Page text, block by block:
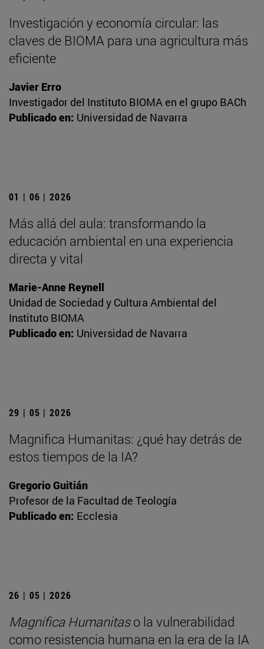
Investigación y economía circular: las
claves de BIOMA para una agricultura más
eficiente
Javier Erro
Investigador del Instituto BIOMA en el grupo BACh
Publicado en: Universidad de Navarra
01 | 06 | 2026
Más allá del aula: transformando la
educación ambiental en una experiencia
directa y vital
Marie-Anne Reynell
Unidad de Sociedad y Cultura Ambiental del
Instituto BIOMA
Publicado en: Universidad de Navarra
29 | 05 | 2026
Magnifica Humanitas: ¿qué hay detrás de
estos tiempos de la IA?
Gregorio Guitián
Profesor de la Facultad de Teología
Publicado en: Ecclesia
26 | 05 | 2026
Magnifica Humanitaso la vulnerabilidad
como resistencia humana en la era de la IA